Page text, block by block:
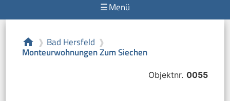
☰Menü
home ❱ Bad Hersfeld ❱
Monteurwohnungen Zum Siechen
Objektnr. 0055